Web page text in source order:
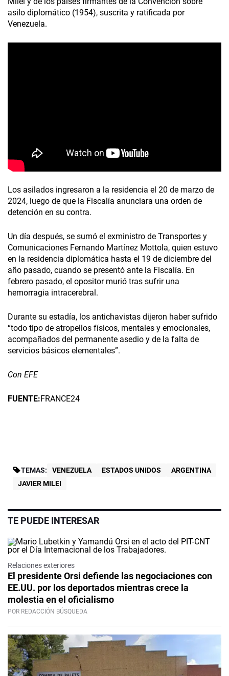
asilo diplomático (1954), suscrita y ratificada por
Venezuela.
Los asilados ingresaron a la residencia el 20 de marzo de
2024, luego de que la Fiscalía anunciara una orden de
detención en su contra.
Un día después, se sumó el exministro de Transportes y
Comunicaciones Fernando Martínez Mottola, quien estuvo
en la residencia diplomática hasta el 19 de diciembre del
año pasado, cuando se presentó ante la Fiscalía. En
febrero pasado, el opositor murió tras sufrir una
hemorragia intracerebral.
Durante su estadía, los antichavistas dijeron haber sufrido
“todo tipo de atropellos físicos, mentales y emocionales,
acompañados del permanente asedio y de la falta de
servicios básicos elementales”.
Con EFE
FUENTE:FRANCE24
TEMAS: VENEZUELA ESTADOS UNIDOS
ARGENTINA
JAVIER MILEI
TE PUEDE INTERESAR
Relaciones exteriores
El presidente Orsi defiende las negociaciones con
EE.UU. por los deportados mientras crece la
molestia en el oficialismo
POR REDACCIÓN BÚSQUEDA